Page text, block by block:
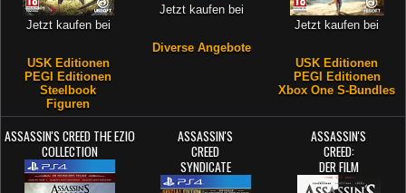
Jetzt kaufen bei
USK Editionen
PEGI Editionen
Steelbook
Figuren
Jetzt kaufen bei
Diverse Angebote
Jetzt kaufen bei
USK Editionen
PEGI Editionen
Xbox One S-Bundles
ASSASSIN'S CREED THE EZIO
COLLECTION
ASSASSIN'S
CREED
SYNDICATE
ASSASSIN'S
CREED:
DER FILM